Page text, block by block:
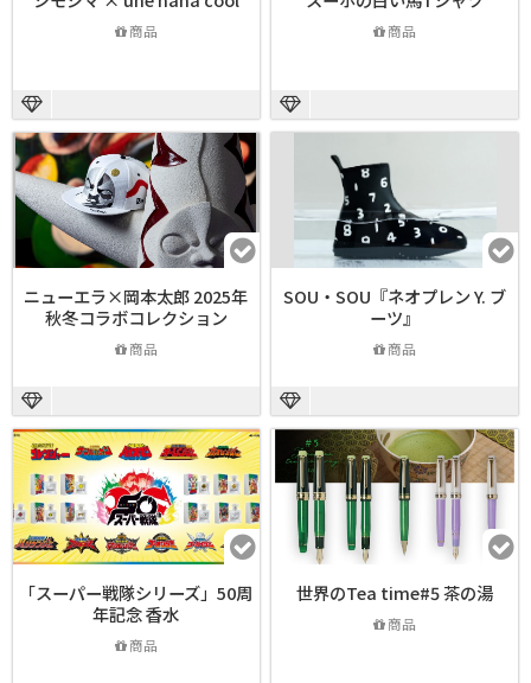
商品 商品
ニューエラ×岡本太郎 2025年
秋冬コラボコレクション
商品
SOU・SOU『ネオプレン Y. ブ
ーツ』
商品
「スーパー戦隊シリーズ」50周
年記念 香水
商品
世界のTea time#5 茶の湯
商品